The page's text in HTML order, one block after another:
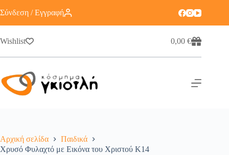
Σύνδεση / Εγγραφή
Wishlist 0,00€
Αρχική σελίδα
Παιδικά
Χρυσό Φυλαχτό με Εικόνα του Χριστού Κ14